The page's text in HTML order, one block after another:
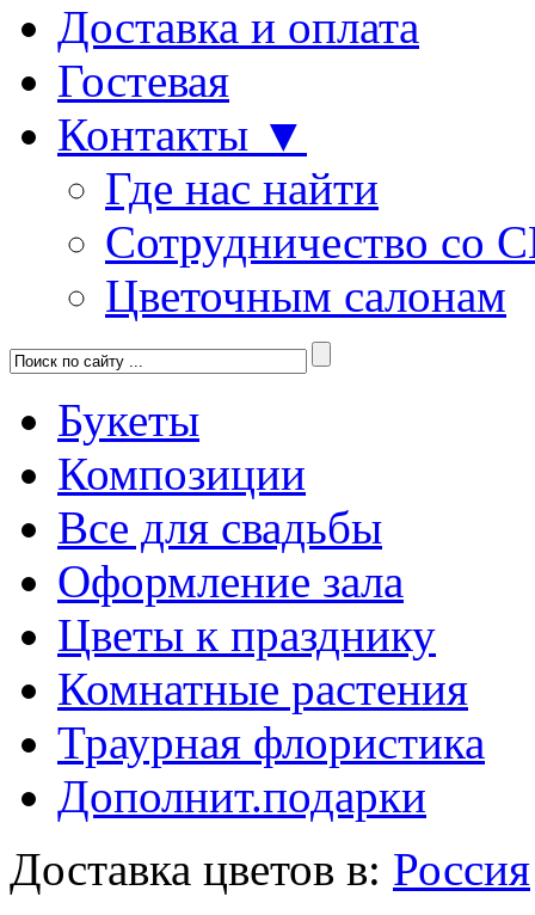
Доставка и оплата
Гостевая
Контакты ▼
Где нас найти
Сотрудничество со
Цветочным салонам
Букеты
Композиции
Все для свадьбы
Оформление зала
Цветы к празднику
Комнатные растения
Траурная флористика
Дополнит.подарки
Доставка цветов в: Россия